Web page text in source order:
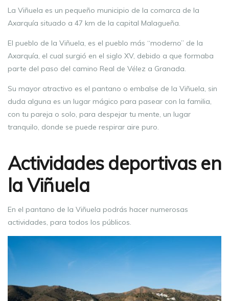
La Viñuela es un pequeño municipio de la comarca de la
Axarquía situado a 47 km de la capital Malagueña.
El pueblo de la Viñuela, es el pueblo más “moderno” de la
Axarquía, el cual surgió en el siglo XV, debido a que formaba
parte del paso del camino Real de Vélez a Granada.
Su mayor atractivo es el pantano o embalse de la Viñuela, sin
duda alguna es un lugar mágico para pasear con la familia,
con tu pareja o solo, para despejar tu mente, un lugar
tranquilo, donde se puede respirar aire puro.
Actividades deportivas en
la Viñuela
En el pantano de la Viñuela podrás hacer numerosas
actividades, para todos los públicos.